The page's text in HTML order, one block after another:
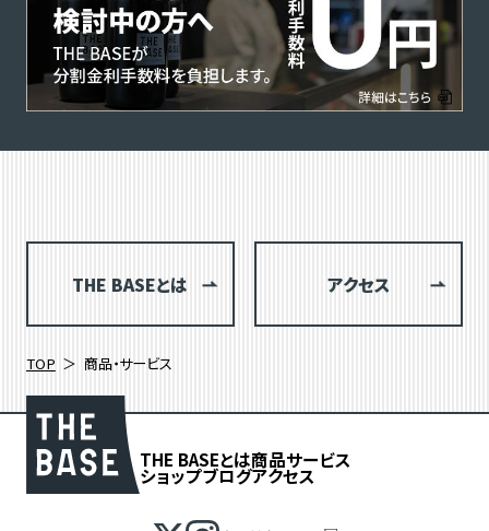
THE BASEとは アクセス
TOP 商品・サービス
THE BASEとは商品サービス
ショップブログアクセス